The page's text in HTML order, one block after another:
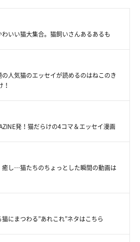
きたときは、まるで『行ってきまし
鳴きに来ますし、来客時にインターホ
せに来てくれます」
いい猫大集合。猫飼いさんあるあるも
人気猫のエッセイが読めるのはねこのき
！
発！猫だらけの4コマ＆エッセイ漫画
癒し…猫たちのちょっとした瞬間の動画は
にまつわる”あれこれ”ネタはこちら